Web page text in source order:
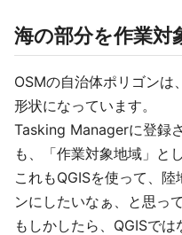
海の部分を作業対
OSMの自治体ポリゴンは
形状になっています。
Tasking Managerに登録
も、「作業対象地域」と
これもQGISを使って、
ンにしたいなぁ、と思っ
もしかしたら、QGISで